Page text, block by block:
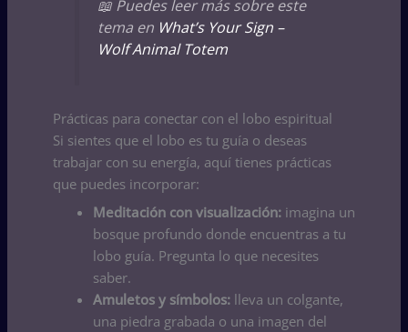
📖 Puedes leer más sobre este
tema en What’s Your Sign –
Wolf Animal Totem
Prácticas para conectar con el lobo espiritual
Si sientes que el lobo es tu guía o deseas
trabajar con su energía, aquí tienes prácticas
que puedes incorporar:
Meditación con visualización:imagina un
bosque profundo donde encuentras a tu
lobo guía. Pregunta lo que necesites
saber.
Amuletos y símbolos:lleva un colgante,
una piedra grabada o una imagen del